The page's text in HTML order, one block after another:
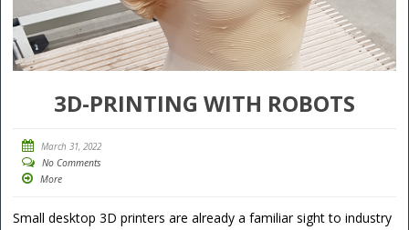
3D-PRINTING WITH ROBOTS
March 31, 2022
No Comments
More
Small desktop 3D printers are already a familiar sight to industry